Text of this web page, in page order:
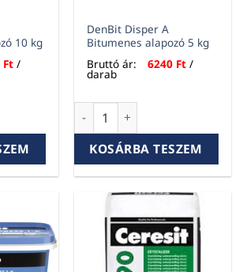
10 kg
Ft /
alapozó 10 kg mennyiség
DenBit Disper A
Bitumenes alapozó 5 kg
Bruttó ár:
6240 Ft /
darab
DenBit Disper A Bitumenes
KOSÁRBA TESZEM